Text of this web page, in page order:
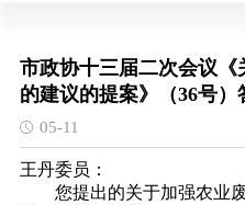
市政协十三届二次会议
的建议的提案》（36号）
05-11
王丹委员：
您提出的关于加强农业废